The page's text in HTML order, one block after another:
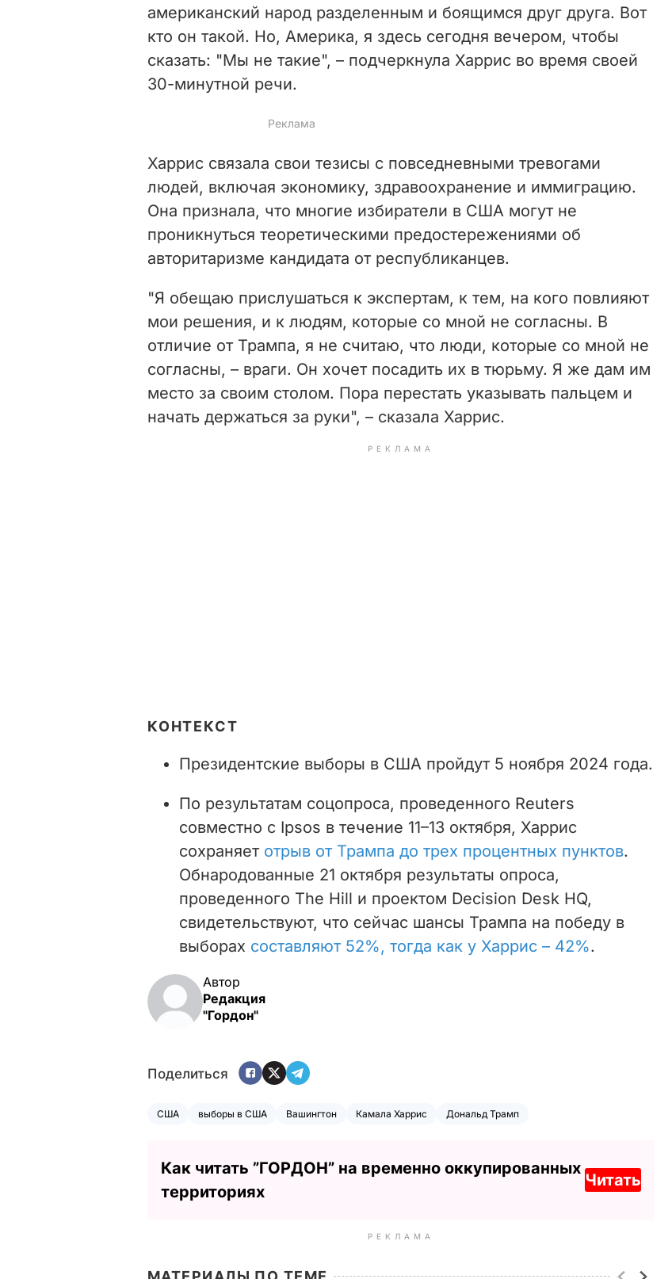
американский народ разделенным и боящимся друг друга. Вот
кто он такой. Но, Америка, я здесь сегодня вечером, чтобы
сказать: "Мы не такие", – подчеркнула Харрис во время своей
30-минутной речи.
Харрис связала свои тезисы с повседневными тревогами
людей, включая экономику, здравоохранение и иммиграцию.
Она признала, что многие избиратели в США могут не
проникнуться теоретическими предостережениями об
авторитаризме кандидата от республиканцев.
"Я обещаю прислушаться к экспертам, к тем, на кого повлияют
мои решения, и к людям, которые со мной не согласны. В
отличие от Трампа, я не считаю, что люди, которые со мной не
согласны, – враги. Он хочет посадить их в тюрьму. Я же дам им
место за своим столом. Пора перестать указывать пальцем и
начать держаться за руки", – сказала Харрис.
РЕКЛАМА
КОНТЕКСТ
Президентские выборы в США пройдут 5 ноября 2024 года.
По результатам соцопроса, проведенного Reuters
совместно с Ipsos в течение 11–13 октября, Харрис
сохраняет отрыв от Трампа до трех процентных пунктов.
Обнародованные 21 октября результаты опроса,
проведенного The Hill и проектом Decision Desk HQ,
свидетельствуют, что сейчас шансы Трампа на победу в
выборах составляют 52%, тогда как у Харрис – 42%.
Автор
Редакция
"Гордон"
Поделиться
США выборы в США Вашингтон Камала Харрис Дональд Трамп
Как читать ”ГОРДОН” на временно оккупированных
территориях
Читать
РЕКЛАМА